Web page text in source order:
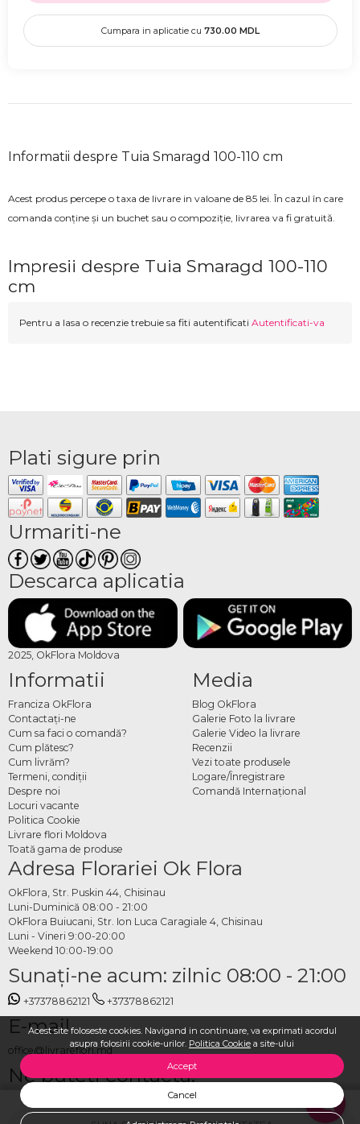
Acest site foloseste cookies. Navigand in continuare, va exprimati acordul
asupra folosirii cookie-urilor. Politica Cookie a site-ului
Accept
Cancel
Cumpara in aplicatie cu 730.00 MDL
Informatii despre Tuia Smaragd 100-110 cm
Acest produs percepe o taxa de livrare in valoane de 85 lei. În cazul în care
comanda conține și un buchet sau o compoziție, livrarea va fi gratuită.
Impresii despre Tuia Smaragd 100-110
cm
Pentru a lasa o recenzie trebuie sa fiti autentificati Autentificati-va
Plati sigure prin
Urmariti-ne
Descarca aplicatia
2025, OkFlora Moldova
Informatii
Franciza OkFlora
Contactaţi-ne
Cum sa faci o comandă?
Cum plătesc?
Cum livrăm?
Termeni, condiţii
Despre noi
Locuri vacante
Politica Cookie
Livrare flori Moldova
Toată gama de produse
Media
Blog OkFlora
Galerie Foto la livrare
Galerie Video la livrare
Recenzii
Vezi toate produsele
Logare/Înregistrare
Comandă Internațional
Adresa Florariei Ok Flora
OkFlora, Str. Puskin 44, Chisinau
Luni-Duminică 08:00 - 21:00
OkFlora Buiucani, Str. Ion Luca Caragiale 4, Chisinau
Luni - Vineri 9:00-20:00
Weekend 10:00-19:00
Sunaţi-ne acum: zilnic 08:00 - 21:00
+37378862121 +37378862121
E-mail
office@livrareflori.md
Ne puteți contacta:
whatsapp